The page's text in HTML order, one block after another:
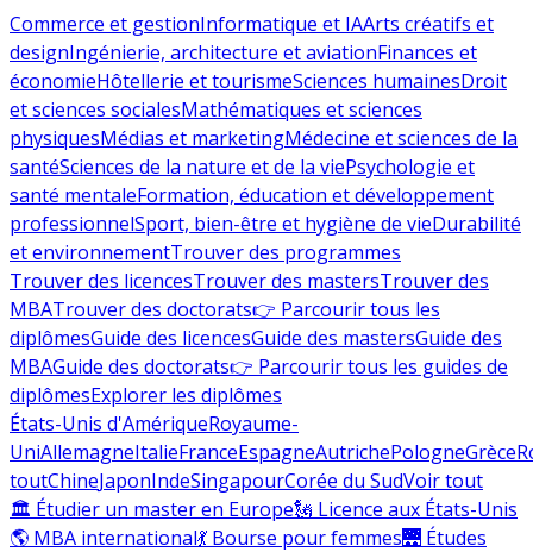
Commerce et gestionInformatique et IAArts créatifs et
designIngénierie, architecture et aviationFinances et
économieHôtellerie et tourismeSciences humainesDroit
et sciences socialesMathématiques et sciences
physiquesMédias et marketingMédecine et sciences de la
santéSciences de la nature et de la viePsychologie et
santé mentaleFormation, éducation et développement
professionnelSport, bien-être et hygiène de vieDurabilité
et environnementTrouver des programmes
Trouver des licencesTrouver des mastersTrouver des
MBATrouver des doctorats👉 Parcourir tous les
diplômesGuide des licencesGuide des mastersGuide des
MBAGuide des doctorats👉 Parcourir tous les guides de
diplômesExplorer les diplômes
États-Unis d'AmériqueRoyaume-
UniAllemagneItalieFranceEspagneAutrichePologneGrèce
toutChineJaponIndeSingapourCorée du SudVoir tout
🏛 Étudier un master en Europe🗽 Licence aux États-Unis
🌎 MBA international💃 Bourse pour femmes🌉 Études